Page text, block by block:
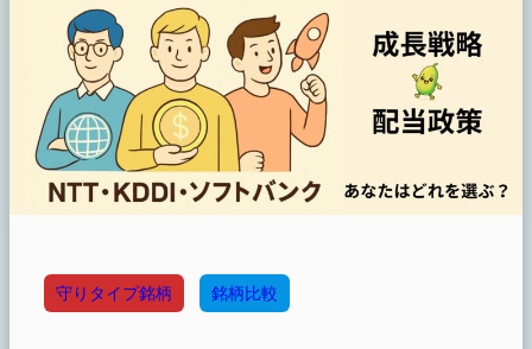
守りタイプ銘柄 銘柄比較